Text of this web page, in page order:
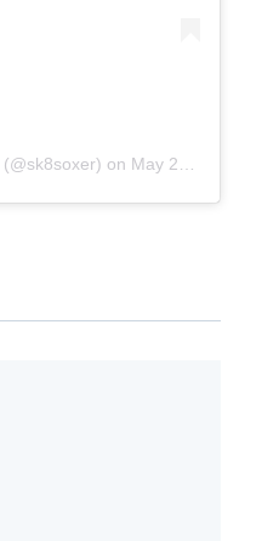
(@sk8soxer) on May 26, 2020 at 5:49am PDT